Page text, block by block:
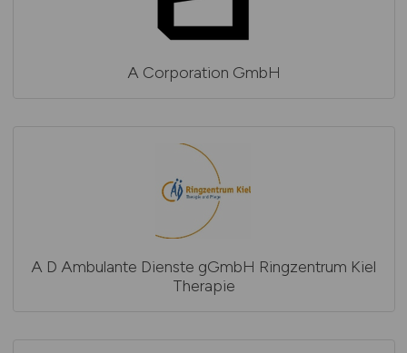
A Corporation GmbH
A D Ambulante Dienste gGmbH Ringzentrum Kiel
Therapie